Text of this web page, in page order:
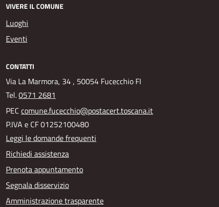
VIVERE IL COMUNE
Luoghi
Eventi
CONTATTI
Via La Marmora, 34 , 50054 Fucecchio FI
Tel.0571 2681
PEC comune.fucecchio@postacert.toscana.it
P.IVA e CF 01252100480
Leggi le domande frequenti
Richiedi assistenza
Prenota appuntamento
Segnala disservizio
Amministrazione trasparente